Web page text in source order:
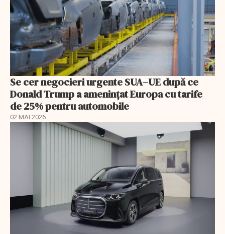
Se cer negocieri urgente SUA–UE după ce
Donald Trump a ameninţat Europa cu tarife
de 25% pentru automobile
02 MAI 2026